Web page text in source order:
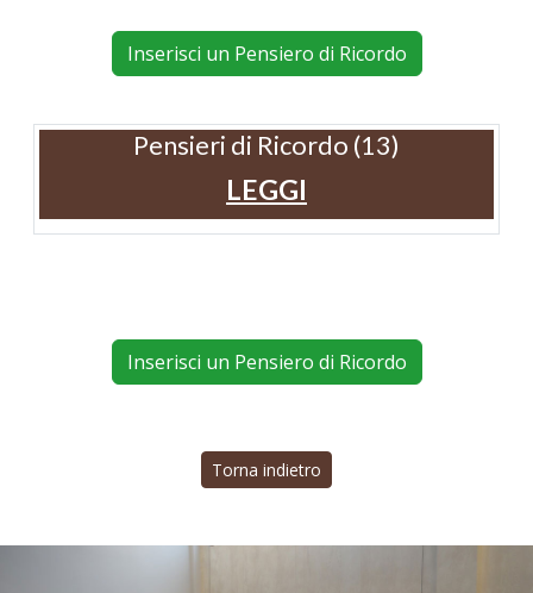
Inserisci un Pensiero di Ricordo
Pensieri di Ricordo (13)
LEGGI
Inserisci un Pensiero di Ricordo
Torna indietro